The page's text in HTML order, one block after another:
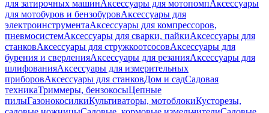
для затирочных машинАксессуары для мотопомпАксессуары
для мотобуров и бензобуровАксессуары для
электроинструментаАксессуары для компрессоров,
пневмосистемАксессуары для сварки, пайкиАксессуары для
станковАксессуары для стружкоотсосовАксессуары для
бурения и сверленияАксессуары для резанияАксессуары для
шлифованияАксессуары для измерительных
приборовАксессуары для станковДом и садСадовая
техникаТриммеры, бензокосыЦепные
пилыГазонокосилкиКультиваторы, мотоблокиКусторезы,